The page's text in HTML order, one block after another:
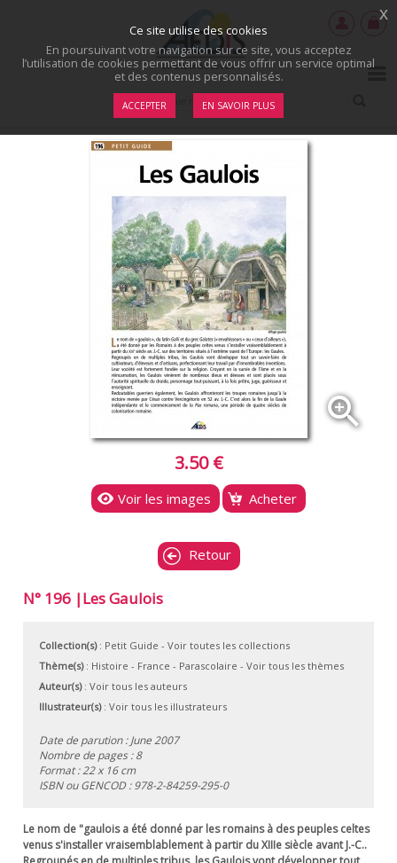
zoom_in
3.50 €
Voir les images Acheter
Retour
N° 196 |Les Gaulois
Collection(s): Petit Guide - Voir toutes les collections
Thème(s): Histoire - France - Parascolaire - Voir tous les thèmes
Auteur(s): Voir tous les auteurs
Illustrateur(s): Voir tous les illustrateurs
Date de parution : June 2007
Nombre de pages : 8
Format : 22 x 16 cm
ISBN ou GENCOD :978-2-84259-295-0
Le nom de "gaulois a été donné par les romains à des peuples celtes
venus s'installer vraisemblablement à partir du XIIIe siècle avant J.-C..
Ce site utilise des cookies
En poursuivant votre navigation sur ce site, vous acceptez
l’utilisation de cookies permettant de vous offrir un service optimal
et des contenus personnalisés.
ACCEPTER EN SAVOIR PLUS
x